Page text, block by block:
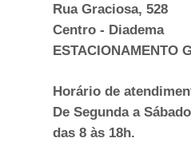
Rua Graciosa, 528
Centro - Diadema
ESTACIONAMENTO
Horário de
De Segunda a Sábado
das 8 às 18h.